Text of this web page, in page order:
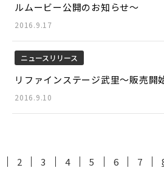
ルムービー公開のお知らせ～
2016.9.17
ニュースリリース
リファインステージ武里～販売開
2016.9.10
2 3 4 5 6 7